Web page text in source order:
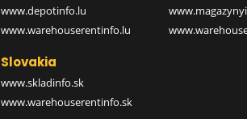
www.depotinfo.lu
www.warehouserentinfo.lu
Slovakia
www.skladinfo.sk
www.warehouserentinfo.sk